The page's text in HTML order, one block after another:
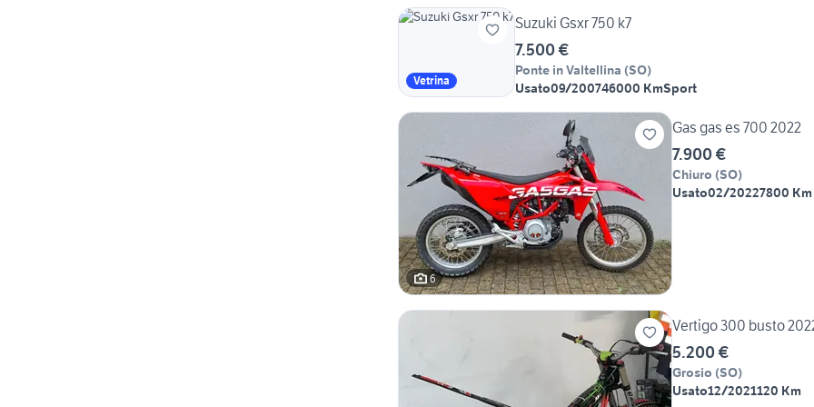
Vetrina
Suzuki Gsxr 750 k7
7.500 €
Ponte in Valtellina (SO)
Usato09/200746000 KmSport
6
Gas gas es 700 2022
7.900 €
Chiuro (SO)
Usato02/20227800 Km
Vertigo 300 busto
5.200 €
Grosio (SO)
Usato12/2021120 Km